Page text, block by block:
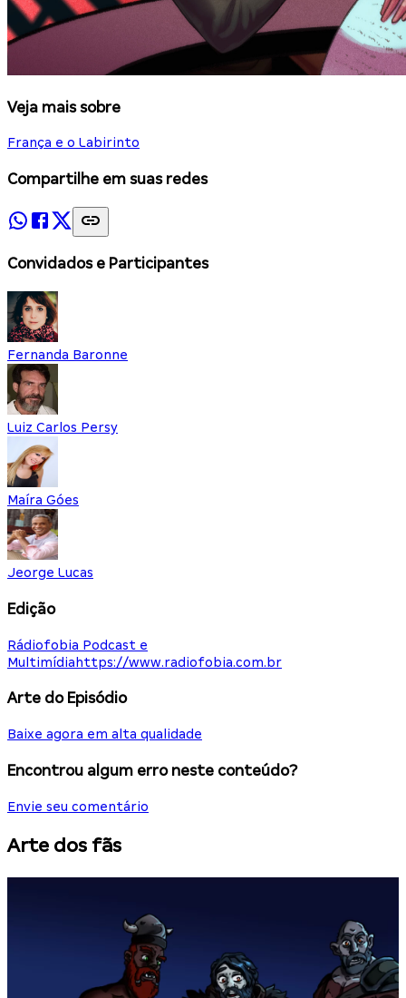
Veja mais sobre
França e o Labirinto
Compartilhe em suas redes
Convidados e Participantes
Fernanda Baronne
Luiz Carlos Persy
Maíra Góes
Jeorge Lucas
Edição
Rádiofobia Podcast e
Multimídia https://www.radiofobia.com.br
Arte do Episódio
Baixe agora em alta qualidade
Encontrou algum erro neste conteúdo?
Envie seu comentário
Arte dos fãs